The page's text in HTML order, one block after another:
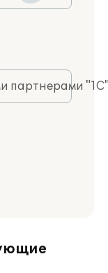
партнерами